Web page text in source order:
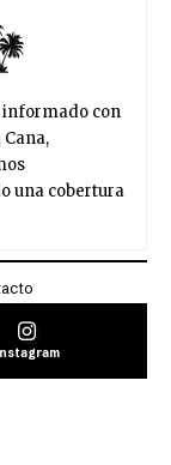
informado con
una cobertura